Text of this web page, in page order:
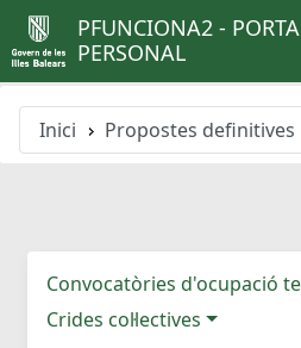
PFUNCIONA2 -
PERSONAL
Inici Propostes definitives
Convocatòries d'ocupació
Crides col·lectives